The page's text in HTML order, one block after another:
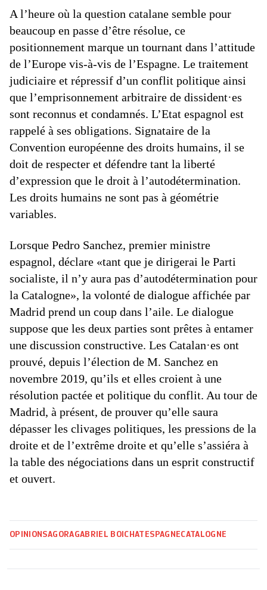
A l’heure où la question catalane semble pour
beaucoup en passe d’être résolue, ce
positionnement marque un tournant dans l’attitude
de l’Europe vis-à-vis de l’Espagne. Le traitement
judiciaire et répressif d’un conflit politique ainsi
que l’emprisonnement arbitraire de dissident·es
sont reconnus et condamnés. L’Etat espagnol est
rappelé à ses obligations. Signataire de la
Convention européenne des droits humains, il se
doit de respecter et défendre tant la liberté
d’expression que le droit à l’autodétermination.
Les droits humains ne sont pas à géométrie
variables.
Lorsque Pedro Sanchez, premier ministre
espagnol, déclare «tant que je dirigerai le Parti
socialiste, il n’y aura pas d’autodétermination pour
la Catalogne», la volonté de dialogue affichée par
Madrid prend un coup dans l’aile. Le dialogue
suppose que les deux parties sont prêtes à entamer
une discussion constructive. Les Catalan·es ont
prouvé, depuis l’élection de M. Sanchez en
novembre 2019, qu’ils et elles croient à une
résolution pactée et politique du conflit. Au tour de
Madrid, à présent, de prouver qu’elle saura
dépasser les clivages politiques, les pressions de la
droite et de l’extrême droite et qu’elle s’assiéra à
la table des négociations dans un esprit constructif
et ouvert.
OPINIONSAGORAGABRIEL BOICHAT ESPAGNECATALOGNE